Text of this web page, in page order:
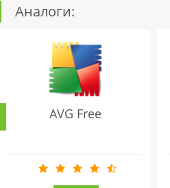
Аналоги:
AVG Free